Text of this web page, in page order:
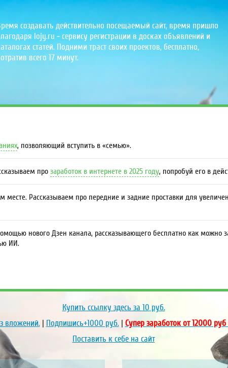
создавать действительно посещаемый сайт, время пришло
lojy.ru - сервису регистрации в досках объявлений и
статей. Подними траст своих проектов, бесплатно,
всего 17 минут.
, позволяющий вступить в «семью».
про заработок в интернете в 2025 году, попробуй его в
месте. Рассказываем про передние и задние проставки для
нового Дзен канала, рассказывающего бесплатно как можно
ИИ.
Купить ссылку здесь за 10 руб.
вложений.| Подпишись+1000 руб.| Супер заработок от 12000
Поставить к себе на сайт